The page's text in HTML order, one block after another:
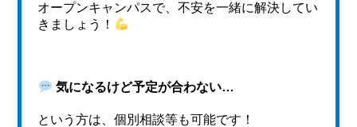
オープンキャンパスで、不安を一緒に解決してい
きましょう！
気になるけど予定が合わない…
という方は、個別相談等も可能です！